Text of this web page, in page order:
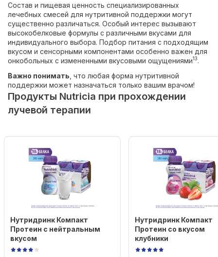
Состав и пищевая ценность специализированных
лечебных смесей для нутритивной поддержки могут
существенно различаться. Особый интерес вызывают
высокобелковые формулы с различными вкусами для
индивидуального выбора. Подбор питания с подходящим
вкусом и сенсорными компонентами особенно важен для
онкобольных с измененными вкусовыми ощущениями13.
Важно понимать , что любая форма нутритивной
поддержки может назначаться только вашим врачом!
Продукты Nutricia при прохождении
лучевой терапии
Нутридринк Компакт
Протеин с нейтральным
вкусом
Нутридринк Компакт
Протеин со вкусом
клубники